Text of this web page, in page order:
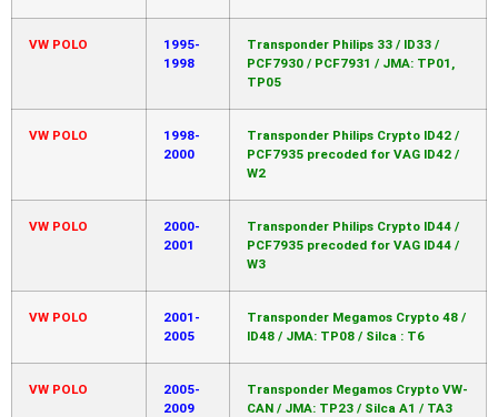
VW POLO
1995-
1998
Transponder Philips 33 / ID33 /
PCF7930 / PCF7931 / JMA: TP01,
TP05
VW POLO
1998-
2000
Transponder Philips Crypto ID42 /
PCF7935 precoded for VAG ID42 /
W2
VW POLO
2000-
2001
Transponder Philips Crypto ID44 /
PCF7935 precoded for VAG ID44 /
W3
VW POLO
2001-
2005
Transponder Megamos Crypto 48 /
ID48 / JMA: TP08 / Silca : T6
VW POLO
2005-
2009
Transponder Megamos Crypto VW-
CAN / JMA: TP23 / Silca A1 / TA3